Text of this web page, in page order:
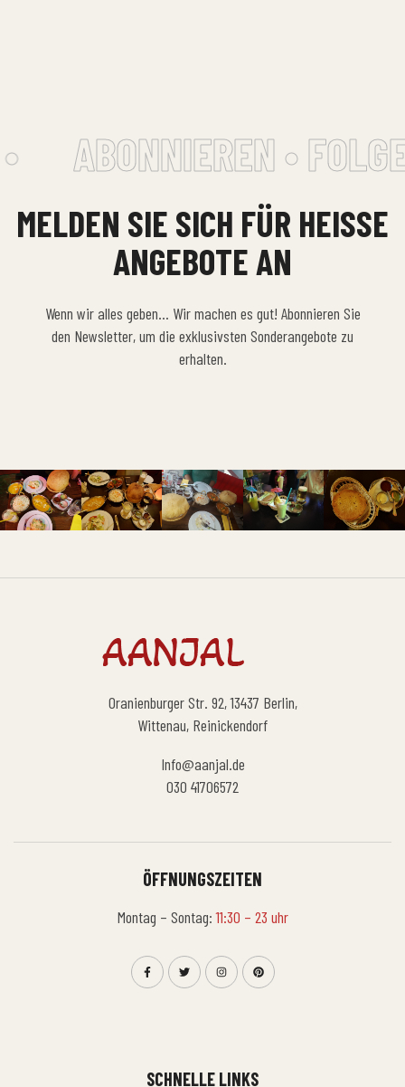
ABONNIEREN •
MELDEN SIE SICH FÜR HEISSE A
NGEBOTE AN
Wenn wir alles geben… Wir machen es gut! Abonnieren Sie
den Newsletter, um die exklusivsten Sonderangebote zu
erhalten.
Oranienburger Str. 92, 13437 Berlin,
Wittenau, Reinickendorf
Info@aanjal.de
030 41706572
SCHNELLE LINKS
ÖFFNUNGSZEITEN
Montag – Sontag:11:30 – 23 uhr